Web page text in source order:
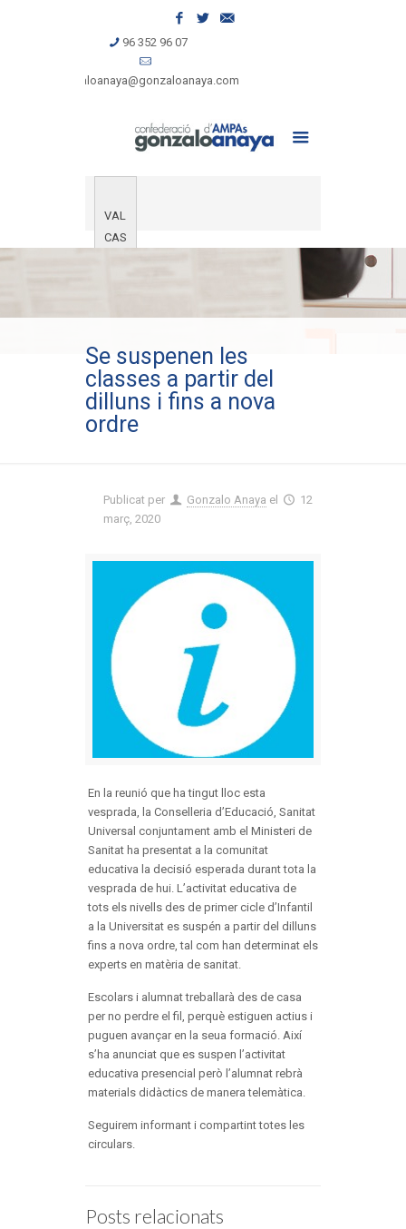
96 352 96 07
gonzaloanaya@gonzaloanaya.com
VAL
CAS
Se suspenen les
classes a partir del
dilluns i fins a nova
ordre
Publicat per Gonzalo Anaya el
12
març, 2020
En la reunió que ha tingut lloc esta
vesprada, la Conselleria d’Educació, Sanitat
Universal conjuntament amb el Ministeri de
Sanitat ha presentat a la comunitat
educativa la decisió esperada durant tota la
vesprada de hui. L’activitat educativa de
tots els nivells des de primer cicle d’Infantil
a la Universitat es suspén a partir del dilluns
fins a nova ordre, tal com han determinat els
experts en matèria de sanitat.
Escolars i alumnat treballarà des de casa
per no perdre el fil, perquè estiguen actius i
puguen avançar en la seua formació. Així
s’ha anunciat que es suspen l’activitat
educativa presencial però l’alumnat rebrà
materials didàctics de manera telemàtica.
Seguirem informant i compartint totes les
circulars.
Posts relacionats